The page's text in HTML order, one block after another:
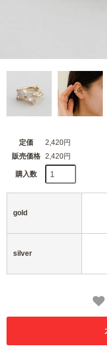
定価
2,420円
販売価格
2,420円
購入数
gold
silver